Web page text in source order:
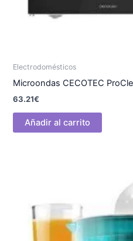
Electrodomésticos
Microondas CECOTEC
63.21€
Añadir al carrito